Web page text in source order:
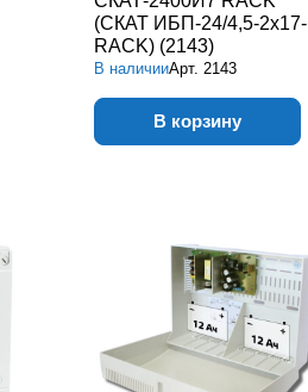
(СКАТ ИБП-24/4,5-2x17-
RACK) (2143)
В наличииАрт. 2143
В корзину